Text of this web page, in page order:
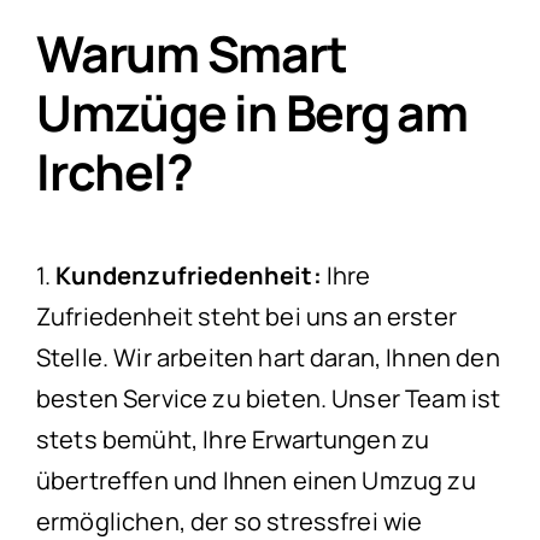
Warum Smart
Umzüge in Berg am
Irchel?
1. Kundenzufriedenheit: Ihre
Zufriedenheit steht bei uns an erster
Stelle. Wir arbeiten hart daran, Ihnen den
besten Service zu bieten. Unser Team ist
stets bemüht, Ihre Erwartungen zu
übertreffen und Ihnen einen Umzug zu
ermöglichen, der so stressfrei wie